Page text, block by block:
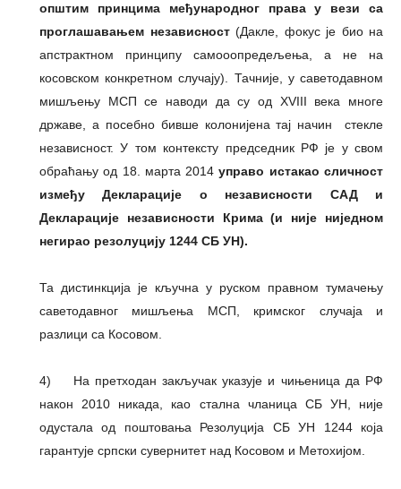
општим принцима међународног права у вези са
проглашавањем независност(Дакле, фокус је био на
апстрактном принципу самооопредељења, а не на
косовском конкретном случају). Тачније, у саветодавном
мишљењу МСП се наводи да су од XVIII века многе
државе, а посебно бивше колонијена тај начин стекле
независност. У том контексту председник РФ је у свом
обраћању од 18. марта 2014управо истакао сличност
између Декларације о независности САД и
Декларације независности Крима (и није ниједном
негирао резолуцију 1244 СБ УН).
Та дистинкција је кључна у руском правном тумачењу
саветодавног мишљења МСП, кримског случаја и
разлици са Косовом.
4) На претходан закључак указује и чињеница да РФ
након 2010 никада, као стална чланица СБ УН, није
одустала од поштовања Резолуција СБ УН 1244 која
гарантује српски сувернитет над Косовом и Метохијом.